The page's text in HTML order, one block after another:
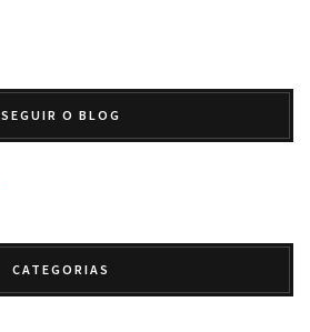
SEGUIR O BLOG
CATEGORIAS